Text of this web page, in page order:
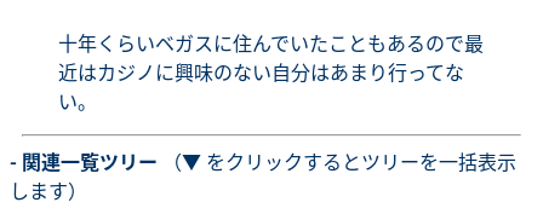
十年くらいベガスに住んでいたこともあるので最
近はカジノに興味のない自分はあまり行ってな
い。
- 関連一覧ツリー （▼ をクリックするとツリーを一括表示
します）